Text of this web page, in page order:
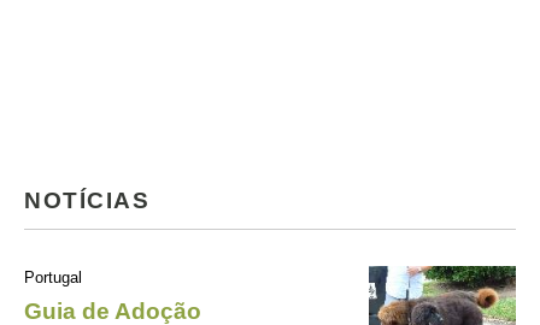
NOTÍCIAS
Portugal
Guia de Adoção